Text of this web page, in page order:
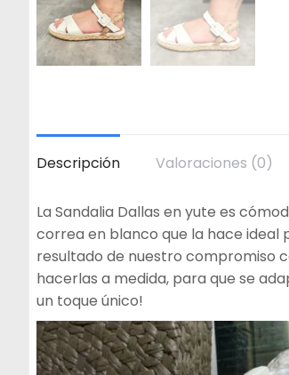
Descripción
Valoraciones (0)
La Sandalia Dallas en yute es
correa en blanco que la hace ideal
resultado de nuestro compromiso
hacerlas a medida, para que se
un toque único!